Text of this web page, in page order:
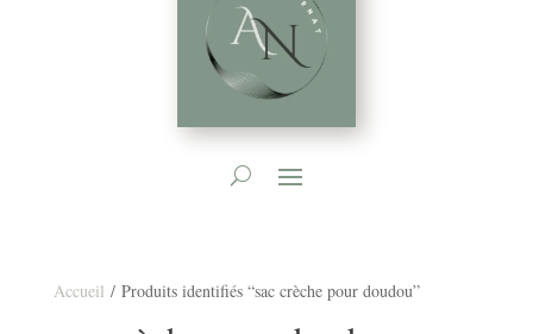
Accueil / Produits identifiés “sac crèche pour doudou”